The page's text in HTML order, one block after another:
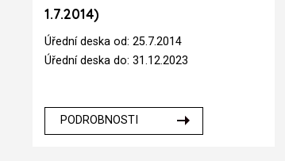
1.7.2014)
Úřední deska od: 25.7.2014
Úřední deska do: 31.12.2023
PODROBNOSTI